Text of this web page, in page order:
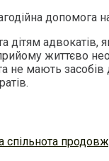
допомога
дітям адвокатів,
життєво
не мають
спільнота